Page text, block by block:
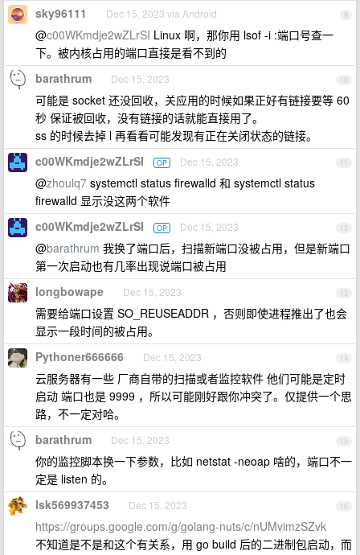
9
sky96111 Dec 15, 2023 via Android
@c00WKmdje2wZLrSI Linux 啊，那你用 lsof -i :端口号查一
下。被内核占用的端口直接是看不到的
10
barathrum Dec 15, 2023
可能是 socket 还没回收，关应用的时候如果正好有链接要等 60
秒 保证被回收，没有链接的话就能直接用了。
ss 的时候去掉 l 再看看可能发现有正在关闭状态的链接。
11
c00WKmdje2wZLrSI OP Dec 15, 2023
@zhoulq7 systemctl status firewalld 和 systemctl status
firewalld 显示没这两个软件
12
c00WKmdje2wZLrSI OP Dec 15, 2023
@barathrum 我换了端口后，扫描新端口没被占用，但是新端口
第一次启动也有几率出现说端口被占用
13
longbowape Dec 15, 2023
需要给端口设置 SO_REUSEADDR ，否则即使进程推出了也会
显示一段时间的被占用。
14
Pythoner666666 Dec 15, 2023
云服务器有一些 厂商自带的扫描或者监控软件 他们可能是定时
启动 端口也是 9999 ，所以可能刚好跟你冲突了。仅提供一个思
路，不一定对哈。
15
barathrum Dec 15, 2023
你的监控脚本换一下参数，比如 netstat -neoap 啥的，端口不一
定是 listen 的。
16
lsk569937453 Dec 15, 2023
https://groups.google.com/g/golang-nuts/c/nUMvimzSZvk
不知道是不是和这个有关系，用 go build 后的二进制包启动，而